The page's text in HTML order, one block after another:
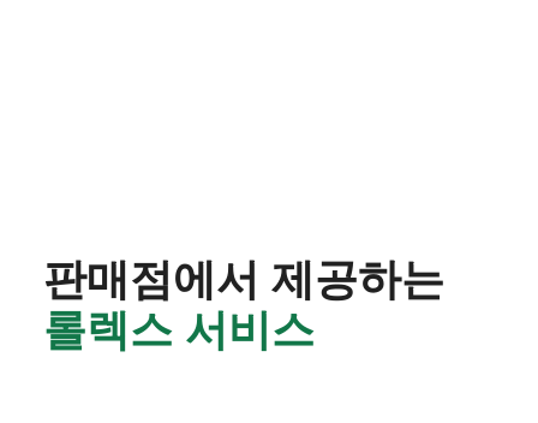
판매점에서 제공하는
롤렉스 서비스